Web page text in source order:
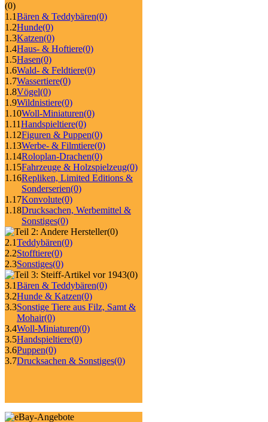
(0)
1.1Bären & Teddybären(0)
1.2Hunde(0)
1.3Katzen(0)
1.4Haus- & Hoftiere(0)
1.5Hasen(0)
1.6Wald- & Feldtiere(0)
1.7Wassertiere(0)
1.8Vögel(0)
1.9Wildnistiere(0)
1.10Woll-Miniaturen(0)
1.11Handspieltiere(0)
1.12Figuren & Puppen(0)
1.13Werbe- & Filmtiere(0)
1.14Roloplan-Drachen(0)
1.15Fahrzeuge & Holzspielzeug(0)
1.16Repliken, Limited Editions &
Sonderserien(0)
1.17Konvolute(0)
1.18Drucksachen, Werbemittel &
Sonstiges(0)
(0)
2.1Teddybären(0)
2.2Stofftiere(0)
2.3Sonstiges(0)
(0)
3.1Bären & Teddybären(0)
3.2Hunde & Katzen(0)
3.3Sonstige Tiere aus Filz, Samt &
Mohair(0)
3.4Woll-Miniaturen(0)
3.5Handspieltiere(0)
3.6Puppen(0)
3.7Drucksachen & Sonstiges(0)